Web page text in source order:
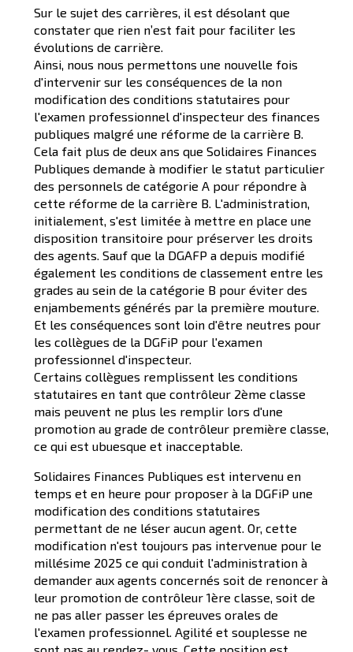
Sur le sujet des carrières, il est désolant que
constater que rien n’est fait pour faciliter les
évolutions de carrière.
Ainsi, nous nous permettons une nouvelle fois
d'intervenir sur les conséquences de la non
modification des conditions statutaires pour
l'examen professionnel d'inspecteur des finances
publiques malgré une réforme de la carrière B.
Cela fait plus de deux ans que Solidaires Finances
Publiques demande à modifier le statut particulier
des personnels de catégorie A pour répondre à
cette réforme de la carrière B. L'administration,
initialement, s'est limitée à mettre en place une
disposition transitoire pour préserver les droits
des agents. Sauf que la DGAFP a depuis modifié
également les conditions de classement entre les
grades au sein de la catégorie B pour éviter des
enjambements générés par la première mouture.
Et les conséquences sont loin d'être neutres pour
les collègues de la DGFiP pour l'examen
professionnel d'inspecteur.
Certains collègues remplissent les conditions
statutaires en tant que contrôleur 2ème classe
mais peuvent ne plus les remplir lors d'une
promotion au grade de contrôleur première classe,
ce qui est ubuesque et inacceptable.
Solidaires Finances Publiques est intervenu en
temps et en heure pour proposer à la DGFiP une
modification des conditions statutaires
permettant de ne léser aucun agent. Or, cette
modification n'est toujours pas intervenue pour le
millésime 2025 ce qui conduit l'administration à
demander aux agents concernés soit de renoncer à
leur promotion de contrôleur 1ère classe, soit de
ne pas aller passer les épreuves orales de
l'examen professionnel. Agilité et souplesse ne